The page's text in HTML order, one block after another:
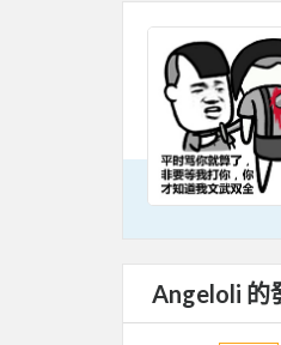
Angeloli 的